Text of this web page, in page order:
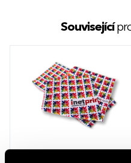
Související